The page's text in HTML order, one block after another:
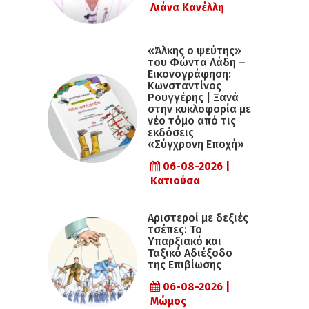
Λιάνα Κανέλλη
«Άλκης ο ψεύτης»
του Φώντα Λάδη –
Εικονογράφηση:
Κωνσταντίνος
Ρουγγέρης | Ξανά
στην κυκλοφορία με
νέο τόμο από τις
εκδόσεις
«Σύγχρονη Εποχή»
06-08-2026 |
Κατιούσα
Αριστεροί με δεξιές
τσέπες: Το
Υπαρξιακό και
Ταξικό Αδιέξοδο
της Επιβίωσης
06-08-2026 |
Μώμος